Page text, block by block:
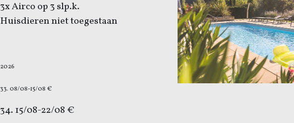
3x Airco op 3 slp.k.
Huisdieren niet toegestaan
2026
33. 08/08-15/08 €
34. 15/08-22/08 €